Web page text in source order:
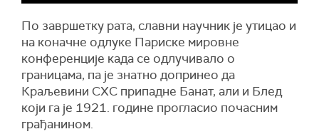
По завршетку рата, славни научник је утицао и
на коначне одлуке Париске мировне
конференције када се одлучивало о
границама, па је знатно допринео да
Краљевини СХС припадне Банат, али и Блед
који га је 1921. године прогласио почасним
грађанином.